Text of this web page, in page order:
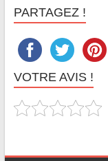
PARTAGEZ !
VOTRE AVIS !